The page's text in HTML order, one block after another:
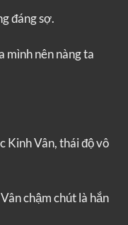
đáng sợ.
mình nên nàng ta
Kinh Vân, thái độ vô
chậm chút là hắn